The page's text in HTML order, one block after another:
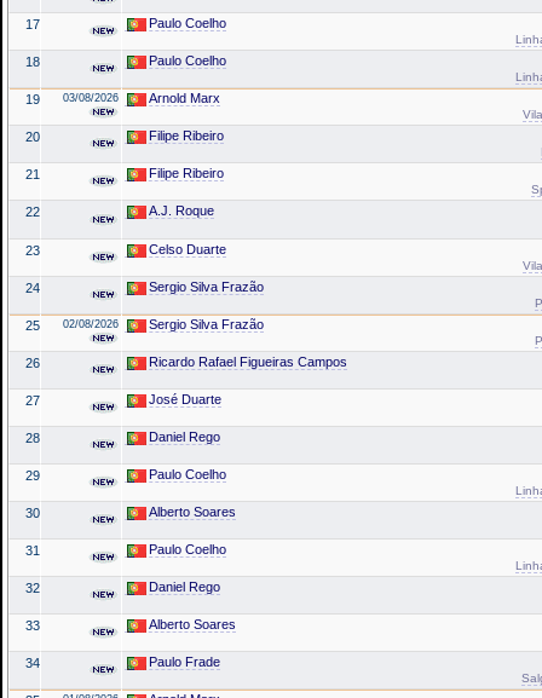
17 Paulo Coelho
18 Paulo Coelho
19 03/08/2026 Arnold Marx
20 Filipe Ribeiro
21 Filipe Ribeiro
22 A.J. Roque
23 Celso Duarte
24 Sergio Silva Frazão
25 02/08/2026 Sergio Silva Frazão
26 Ricardo Rafael Figueiras Campos
27 José Duarte
28 Daniel Rego
29 Paulo Coelho
30 Alberto Soares
31 Paulo Coelho
32 Daniel Rego
33 Alberto Soares
34 Paulo Frade